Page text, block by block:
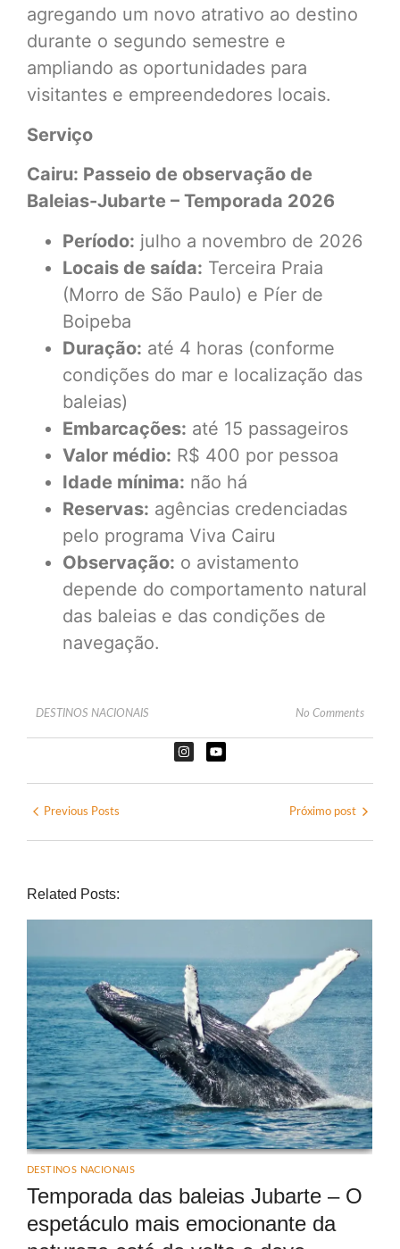
agregando um novo atrativo ao destino
durante o segundo semestre e
ampliando as oportunidades para
visitantes e empreendedores locais.
Serviço
Cairu: Passeio de observação de
Baleias-Jubarte – Temporada 2026
Período: julho a novembro de 2026
Locais de saída: Terceira Praia
(Morro de São Paulo) e Píer de
Boipeba
Duração: até 4 horas (conforme
condições do mar e localização das
baleias)
Embarcações: até 15 passageiros
Valor médio: R$ 400 por pessoa
Idade mínima: não há
Reservas: agências credenciadas
pelo programa Viva Cairu
Observação: o avistamento
depende do comportamento natural
das baleias e das condições de
navegação.
DESTINOS NACIONAIS No Comments
Previous Posts Próximo post
Related Posts:
DESTINOS NACIONAIS
Temporada das baleias Jubarte – O
espetáculo mais emocionante da